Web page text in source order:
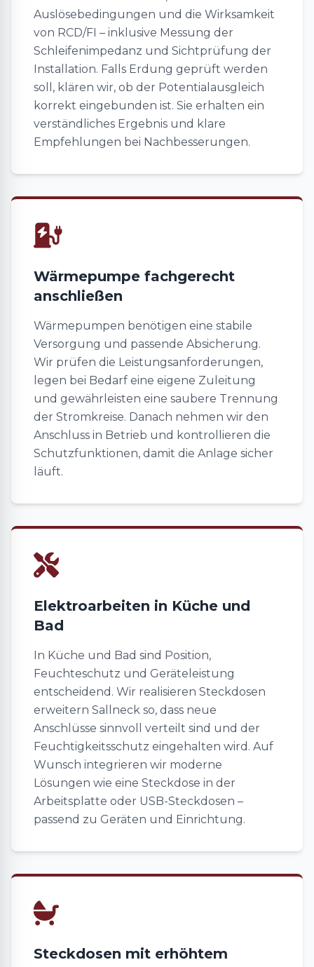
Auslösebedingungen und die Wirksamkeit
von RCD/FI – inklusive Messung der
Schleifenimpedanz und Sichtprüfung der
Installation. Falls Erdung geprüft werden
soll, klären wir, ob der Potentialausgleich
korrekt eingebunden ist. Sie erhalten ein
verständliches Ergebnis und klare
Empfehlungen bei Nachbesserungen.
Wärmepumpe fachgerecht
anschließen
Wärmepumpen benötigen eine stabile
Versorgung und passende Absicherung.
Wir prüfen die Leistungsanforderungen,
legen bei Bedarf eine eigene Zuleitung
und gewährleisten eine saubere Trennung
der Stromkreise. Danach nehmen wir den
Anschluss in Betrieb und kontrollieren die
Schutzfunktionen, damit die Anlage sicher
läuft.
Elektroarbeiten in Küche und
Bad
In Küche und Bad sind Position,
Feuchteschutz und Geräteleistung
entscheidend. Wir realisieren Steckdosen
erweitern Sallneck so, dass neue
Anschlüsse sinnvoll verteilt sind und der
Feuchtigkeitsschutz eingehalten wird. Auf
Wunsch integrieren wir moderne
Lösungen wie eine Steckdose in der
Arbeitsplatte oder USB-Steckdosen –
passend zu Geräten und Einrichtung.
Steckdosen mit erhöhtem